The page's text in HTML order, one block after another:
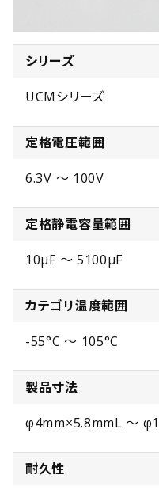
シリーズ
UCMシリーズ
定格電圧範囲
6.3V ～ 100V
定格静電容量範囲
10µF ～ 5100µF
カテゴリ温度範囲
-55°C ～ 105°C
製品寸法
φ4mm×5.8mmL ～
耐久性